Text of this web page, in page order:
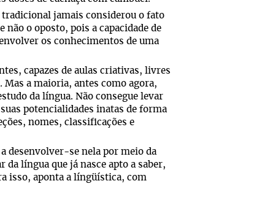
jamais considerou o fato
o oposto, pois a capacidade de
os conhecimentos de uma
capazes de aulas criativas, livres
a maioria, antes como agora,
da língua. Não consegue levar
potencialidades inatas de forma
nomes, classificações e
desenvolver-se nela por meio da
língua que já nasce apto a saber,
isso, aponta a língüística, com